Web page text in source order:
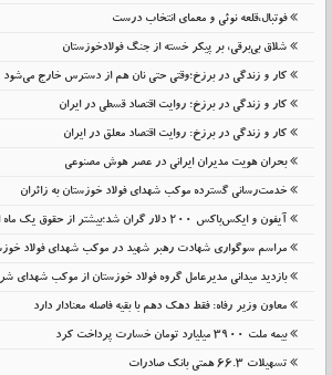
فوتبال،قلعه نوئی و معمای انتخاب درست
شلاق‌ بی‌برقی، بر پیکر خسته‌ از جنگ فولادخوزستان
کار و زندگی در برزخ؛وقتی حتی نان هم از دسترس خارج می‌شود
کار و زندگی در برزخ؛ روایت اقتصاد قسطی در ایران
کار و زندگی در برزخ: روایت اقتصاد معلق در ایران
بحران هویت مدیران ایرانی در عصر هوش مصنوعی
خدمت‌رسانی گسترده موکب شهدای فولاد خوزستان به زائران
آیفون و ایکس‌باکس ۲۰۰ دلار گران شد؛بیشتر از حقوق یک ماه اکثر ایرانی ها
مراسم سوگواری شهادت رهبر شهید در موکب شهدای فولاد
بازدید میدانی مدیرعامل گروه فولاد خوزستان از موکب شهدای
معاون وزیر رفاه: فقط دهک دهم با بقیه فاصله معنادار دارد
بیمه ملت 3900 میلیارد تومان خسارت پرداخت کرد
تسهیلات 66.3 همتی بانک صادرات